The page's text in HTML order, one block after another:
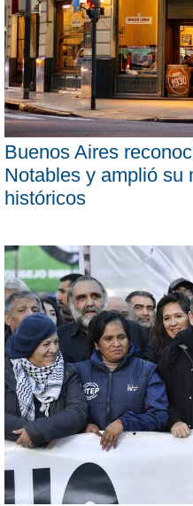
Buenos Aires
Notables y amplió su
históricos